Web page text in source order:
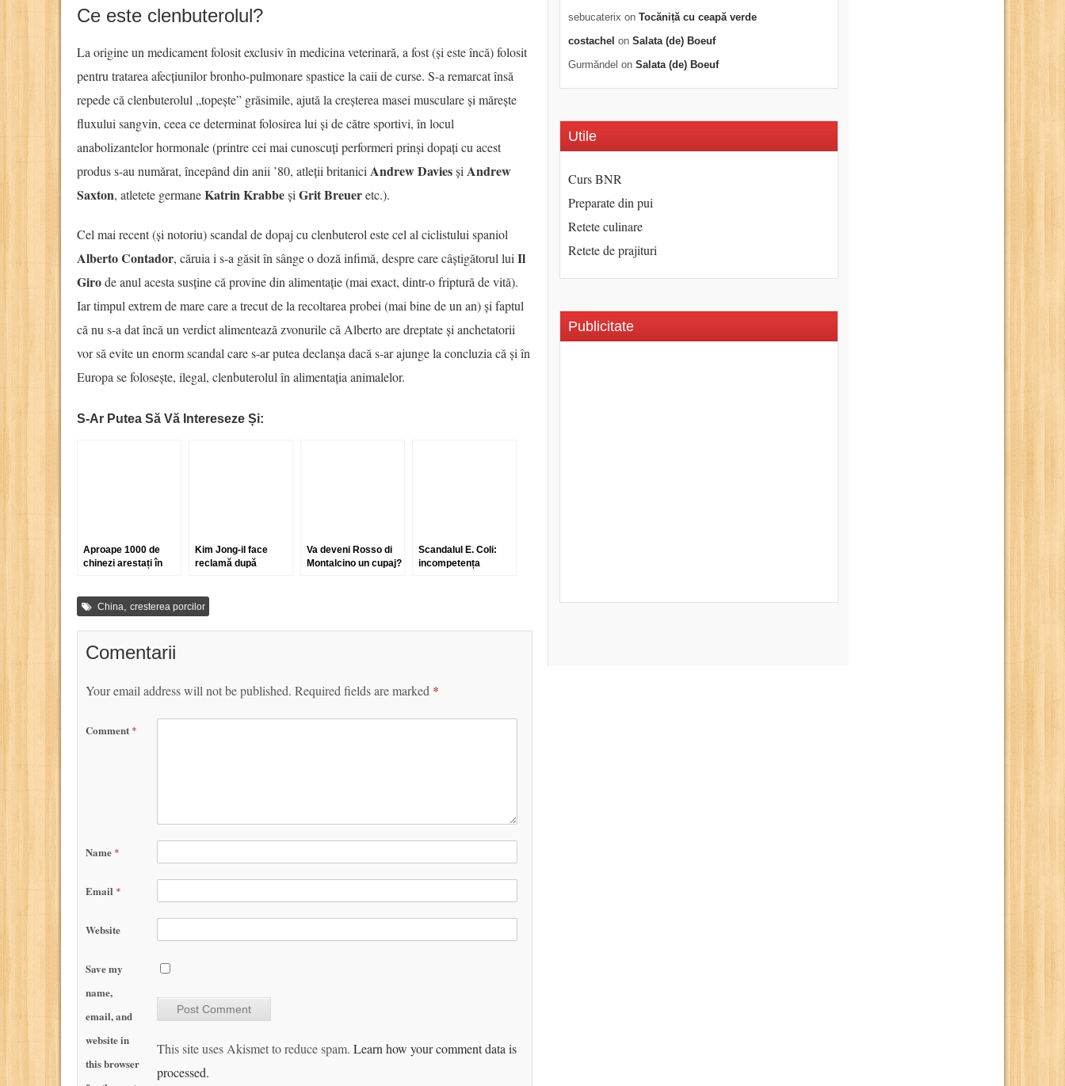
Ce este clenbuterolul?
La origine un medicament folosit exclusiv în medicina veterinară, a fost (și este încă) folosit
pentru tratarea afecțiunilor bronho-pulmonare spastice la caii de curse. S-a remarcat însă
repede că clenbuterolul „topește” grăsimile, ajută la creșterea masei musculare și mărește
fluxului sangvin, ceea ce determinat folosirea lui și de către sportivi, în locul
anabolizantelor hormonale (printre cei mai cunoscuți performeri prinși dopați cu acest
produs s-au numărat, începând din anii ’80, atleții britaniciAndrew DaviesșiAndrew
Saxton, atletete germaneKatrin KrabbeșiGrit Breueretc.).
Cel mai recent (și notoriu) scandal de dopaj cu clenbuterol este cel al ciclistului spaniol
Alberto Contador, căruia i s-a găsit în sânge o doză infimă, despre care câștigătorul luiIl
Girode anul acesta susține că provine din alimentație (mai exact, dintr-o friptură de vită).
Iar timpul extrem de mare care a trecut de la recoltarea probei (mai bine de un an) și faptul
că nu s-a dat încă un verdict alimentează zvonurile că Alberto are dreptate și anchetatorii
vor să evite un enorm scandal care s-ar putea declanșa dacă s-ar ajunge la concluzia că și în
Europa se folosește, ilegal, clenbuterolul în alimentația animalelor.
S-Ar Putea Să Vă Intereseze Și:
Aproape 1000 de
chinezi arestați în
Clenbuterol
Kim Jong-il face
reclamă după
Va deveni Rosso di
Montalcino un cupaj?
Scandalul E. Coli:
incompetența
China, cresterea porcilor
Comentarii
Your email address will not be published. Required fields are marked *
Comment *
Name *
Email *
Website
Save my
name,
email, and
website in
this browser
This site uses Akismet to reduce spam. Learn how your comment data is
processed.
sebucaterix on Tocăniță cu ceapă verde
costachel on Salata (de) Boeuf
Gurmăndel on Salata (de) Boeuf
Utile
Curs BNR
Preparate din pui
Retete culinare
Retete de prajituri
Publicitate